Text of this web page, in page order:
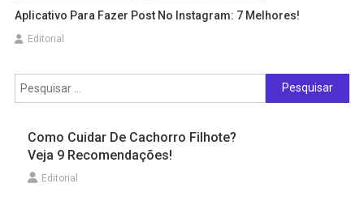
Aplicativo Para Fazer Post No Instagram: 7 Melhores!
Editorial
Pesquisar
por:
Como Cuidar De Cachorro Filhote?
Veja 9 Recomendações!
Editorial